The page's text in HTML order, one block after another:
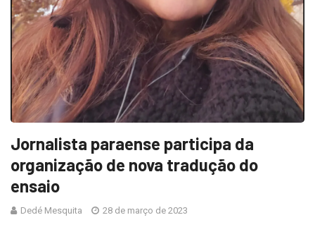
Jornalista paraense participa da
organização de nova tradução do
ensaio
Dedé Mesquita 28 de março de 2023